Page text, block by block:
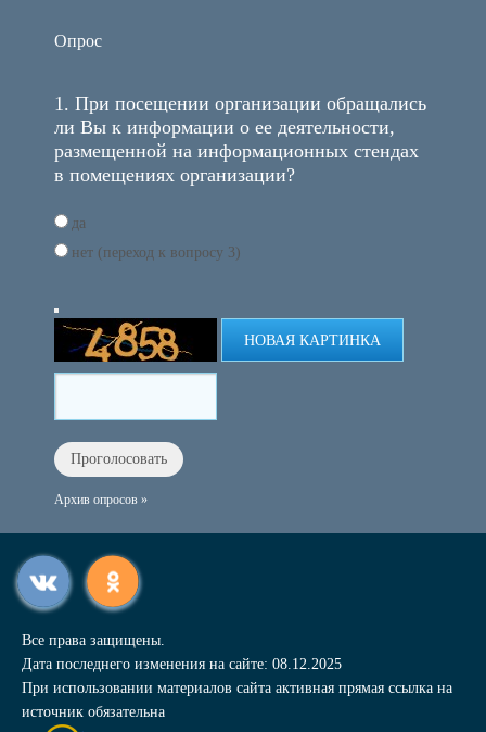
Опрос
1. При посещении организации обращались
ли Вы к информации о ее деятельности,
размещенной на информационных стендах
в помещениях организации?
да
нет (переход к вопросу 3)
НОВАЯ КАРТИНКА
Архив опросов »
Все права защищены.
Дата последнего изменения на сайте: 08.12.2025
При использовании материалов сайта активная прямая ссылка на
источник обязательна